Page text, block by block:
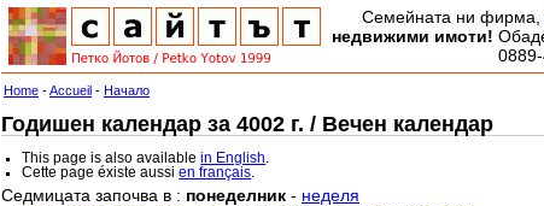
Семейната ни фирма,
недвижими имоти!
Home -Accueil - Начало
Годишен календар за 4002 г. / Вечен календар
This page is also availablein English
Cette page éxiste aussien français
Седмицата започва в : понеделник - неделя